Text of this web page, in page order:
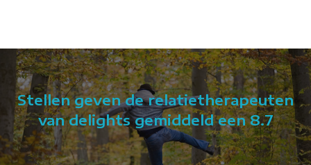
Stellen geven de relatietherapeuten
van delights gemiddeld een 8.7